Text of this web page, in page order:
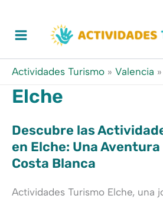
contenido
Actividades Turismo » Valencia »
Elche
Descubre las
en Elche: Una
Costa Blanca
Actividades Turismo Elche, una